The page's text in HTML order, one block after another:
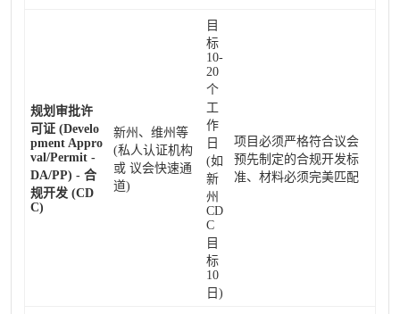
规划审批许
可证 (Develo
pment Appro
val/Permit -
DA/PP) - 合
规开发 (CD
C)
新州、维州等
(私人认证机构
或 议会快速通
道)
目
标
10-
20
个
工
作
日
(如
新
州
CD
C
目
标
10
日)
项目必须严格符合议会
预先制定的合规开发标
准、材料必须完美匹配